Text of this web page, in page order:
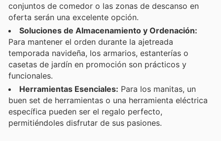
conjuntos de comedor o las zonas de descanso en
oferta serán una excelente opción.
Soluciones de Almacenamiento y Ordenación:
Para mantener el orden durante la ajetreada
temporada navideña, los armarios, estanterías o
casetas de jardín en promoción son prácticos y
funcionales.
Herramientas Esenciales: Para los manitas, un
buen set de herramientas o una herramienta eléctrica
específica pueden ser el regalo perfecto,
permitiéndoles disfrutar de sus pasiones.